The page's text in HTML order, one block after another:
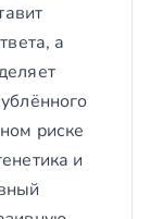
а
риске
и